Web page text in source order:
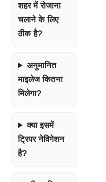
शहर में रोजाना
चलाने के लिए
ठीक है?
अनुमानित
माइलेज कितना
मिलेगा?
क्या इसमें
ट्रिपर नेविगेशन
है?